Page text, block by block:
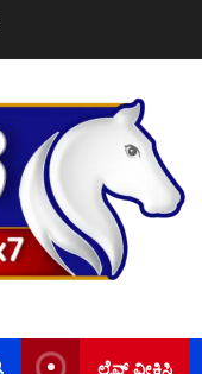
ಲೈವ್ ವೀಕ್ಷಿಸಿ